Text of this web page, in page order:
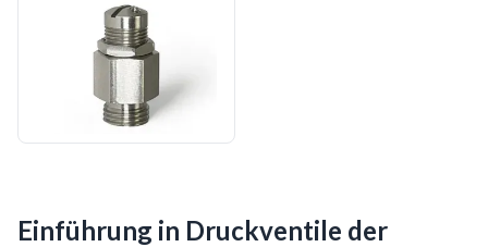
Einführung in Druckventile der